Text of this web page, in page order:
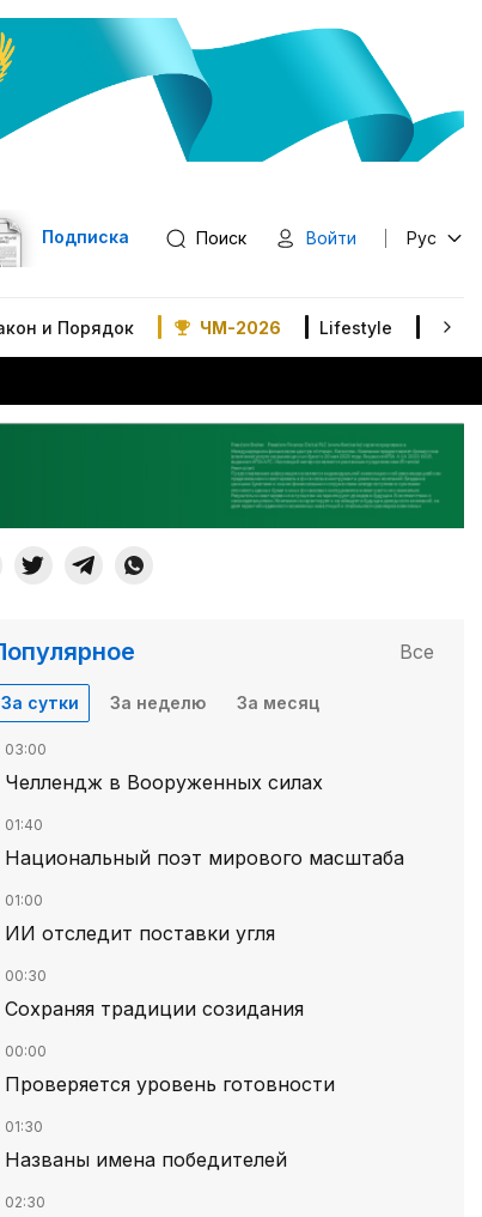
Подписка Поиск Войти Рус
и Порядок ЧМ-2026 Lifestyle В
Все
За сутки За неделю За месяц
03:00
Челлендж в Вооруженных силах
01:40
Национальный поэт мирового масштаба
01:00
ИИ отследит поставки угля
00:30
Сохраняя традиции созидания
00:00
Проверяется уровень готовности
01:30
Названы имена победителей
02:30